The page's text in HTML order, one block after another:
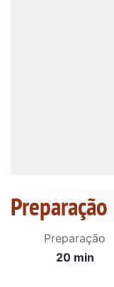
Preparação
Preparação
20 min